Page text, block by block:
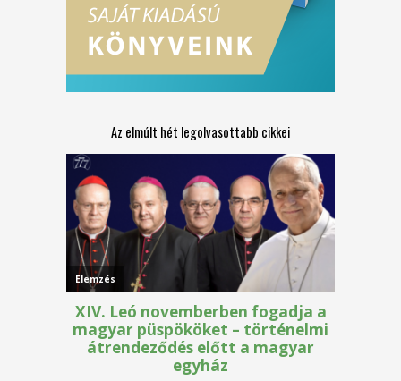
Az elmúlt hét legolvasottabb cikkei